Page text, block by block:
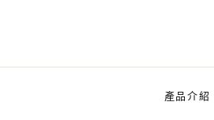
產品介紹